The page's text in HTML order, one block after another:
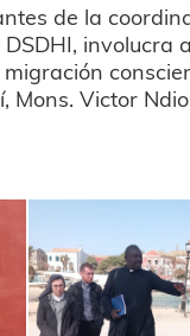
de la
involucra
Mons. Victor